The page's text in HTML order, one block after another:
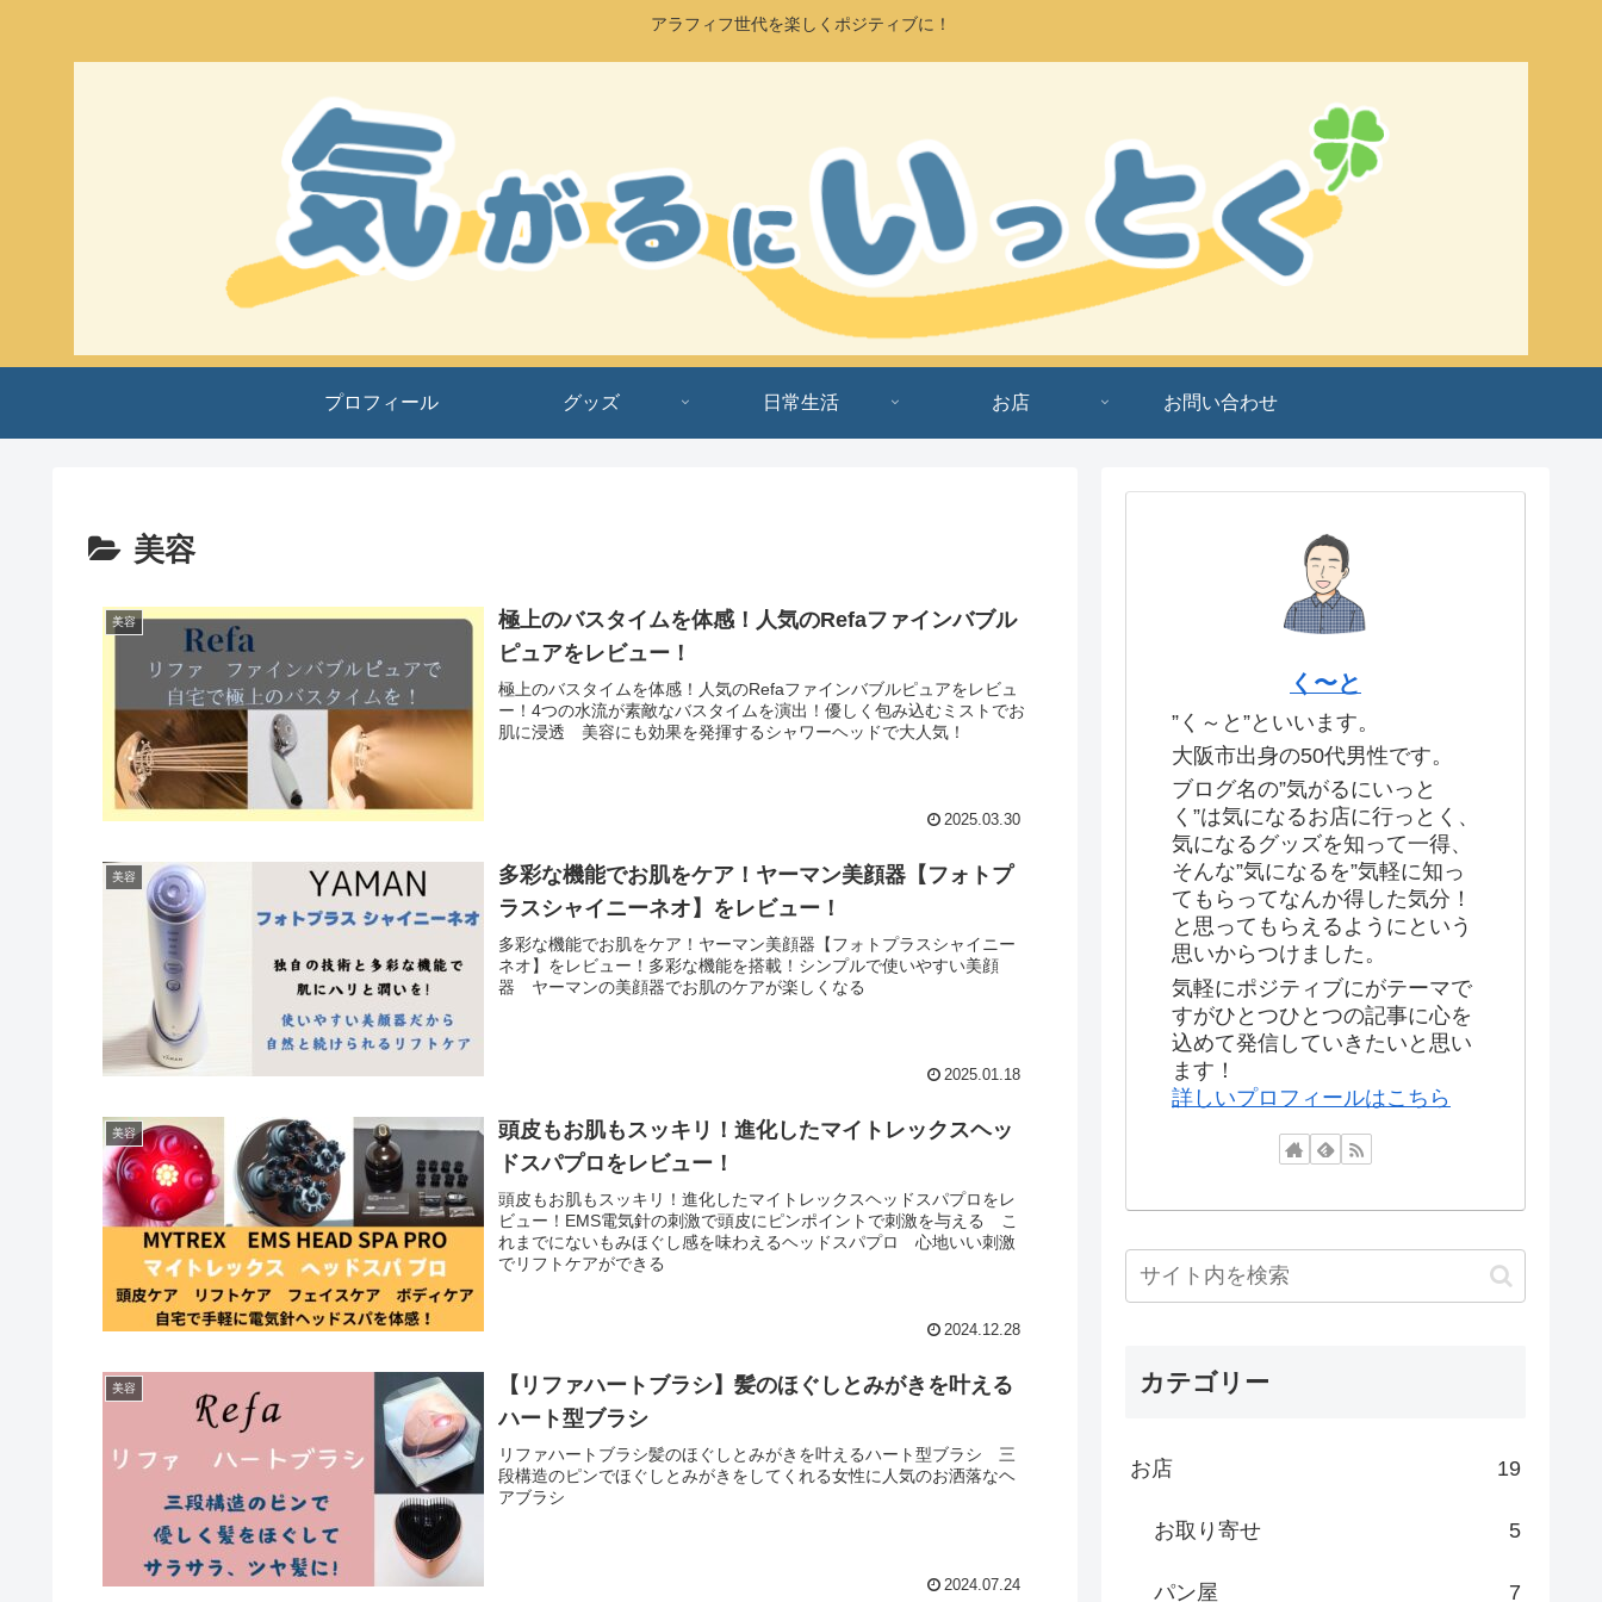
アラフィフ世代を楽しくポジティブに！
プロフィール グッズ 日常生活 お店 お問い合わせ
美容
美容
極上のバスタイムを体感！人気のRefaファインバブル
ピュアをレビュー！
極上のバスタイムを体感！人気のRefaファインバブルピュアをレビュ
ー！4つの水流が素敵なバスタイムを演出！優しく包み込むミストでお
肌に浸透 美容にも効果を発揮するシャワーヘッドで大人気！
2025.03.30
美容
多彩な機能でお肌をケア！ヤーマン美顔器【フォトプ
ラスシャイニーネオ】をレビュー！
多彩な機能でお肌をケア！ヤーマン美顔器【フォトプラスシャイニー
ネオ】をレビュー！多彩な機能を搭載！シンプルで使いやすい美顔
器 ヤーマンの美顔器でお肌のケアが楽しくなる
2025.01.18
美容
頭皮もお肌もスッキリ！進化したマイトレックスヘッ
ドスパプロをレビュー！
頭皮もお肌もスッキリ！進化したマイトレックスヘッドスパプロをレ
ビュー！EMS電気針の刺激で頭皮にピンポイントで刺激を与える こ
れまでにないもみほぐし感を味わえるヘッドスパプロ 心地いい刺激
でリフトケアができる
2024.12.28
美容
【リファハートブラシ】髪のほぐしとみがきを叶える
ハート型ブラシ
リファハートブラシ髪のほぐしとみがきを叶えるハート型ブラシ 三
段構造のピンでほぐしとみがきをしてくれる女性に人気のお洒落なヘ
アブラシ
2024.07.24
く〜と
”く～と”といいます。
大阪市出身の50代男性です。
ブログ名の”気がるにいっと
く”は気になるお店に行っとく、
気になるグッズを知って一得、
そんな”気になるを”気軽に知っ
てもらってなんか得した気分！
と思ってもらえるようにという
思いからつけました。
気軽にポジティブにがテーマで
すがひとつひとつの記事に心を
込めて発信していきたいと思い
ます！
詳しいプロフィールはこちら
カテゴリー
お店 19
お取り寄せ 5
パン屋 7